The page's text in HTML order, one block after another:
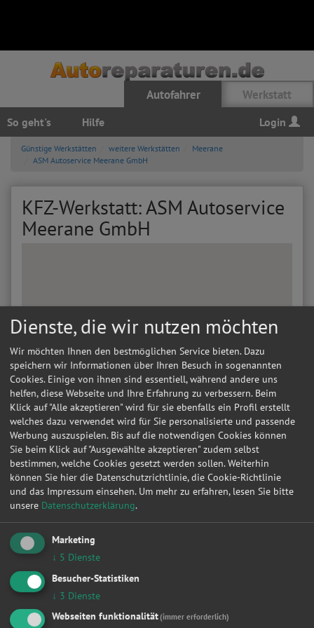
Autofahrer Werkstatt
So geht's Hilfe Login
Günstige Werkstätten weitere Werkstätten
Meerane
ASM Autoservice Meerane GmbH
KFZ-Werkstatt: ASM Autoservice
Meerane GmbH
Kontakt
ASM Autoservice Meerane GmbH
Rudolf-Breitscheid-Str. 26
08393 Meerane
Dienste, die wir nutzen möchten
Wir möchten Ihnen den bestmöglichen Service bieten. Dazu
speichern wir Informationen über Ihren Besuch in sogenannten
Cookies. Einige von ihnen sind essentiell, während andere uns
helfen, diese Webseite und Ihre Erfahrung zu verbessern. Beim
Klick auf "Alle akzeptieren" wird für sie ebenfalls ein Profil erstellt
welches dazu verwendet wird für Sie personalisierte und passende
Werbung auszuspielen. Bis auf die notwendigen Cookies können
Sie beim Klick auf "Ausgewählte akzeptieren" zudem selbst
bestimmen, welche Cookies gesetzt werden sollen. Weiterhin
können Sie hier die Datenschutzrichtlinie, die Cookie-Richtlinie
und das Impressum einsehen. Um mehr zu erfahren, lesen Sie bitte
unsere Datenschutzerklärung.
Marketing
↓ 5 Dienste
Besucher-Statistiken
↓ 3 Dienste
Webseiten funktionalität(immer erforderlich)